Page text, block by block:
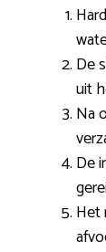
De
uit
Na
De
Het